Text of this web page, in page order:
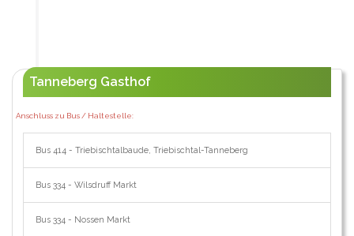
Tanneberg Gasthof
Anschluss zu Bus / Haltestelle:
Bus 414 - Triebischtalbaude, Triebischtal-Tanneberg
Bus 334 - Wilsdruff Markt
Bus 334 - Nossen Markt